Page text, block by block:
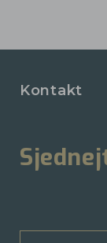
Kontakt